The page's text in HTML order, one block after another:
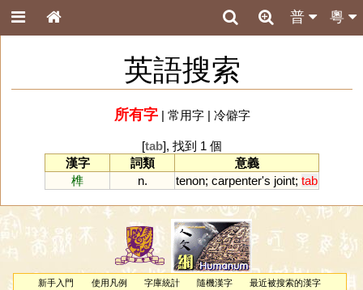
粵
普
英語搜索
所有字| 常用字| 冷僻字
[tab], 找到 1 個
漢字
詞類
意義
榫
n. tenon; carpenter's joint; tab
新手入門 使用凡例 字庫統計 隨機漢字
最近被搜索的漢字